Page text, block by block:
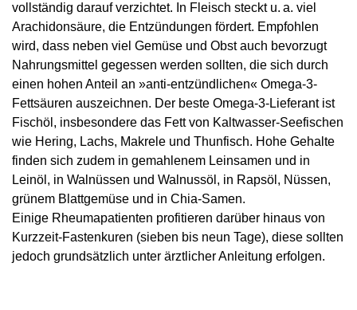
vollständig darauf verzichtet. In Fleisch steckt u. a. viel
Arachidonsäure, die Entzündungen fördert. Empfohlen
wird, dass neben viel Gemüse und Obst auch bevorzugt
Nahrungsmittel gegessen werden sollten, die sich durch
einen hohen Anteil an »anti-entzündlichen« Omega-3-
Fettsäuren auszeichnen. Der beste Omega-3-Lieferant ist
Fischöl, insbesondere das Fett von Kaltwasser-Seefischen
wie Hering, Lachs, Makrele und Thunfisch. Hohe Gehalte
finden sich zudem in gemahlenem Leinsamen und in
Leinöl, in Walnüssen und Walnussöl, in Rapsöl, Nüssen,
grünem Blattgemüse und in Chia-Samen.
Einige Rheumapatienten profitieren darüber hin­aus von
Kurzzeit-Fastenkuren (sieben bis neun Tage), diese sollten
jedoch grundsätzlich unter ärztlicher Anleitung erfolgen.